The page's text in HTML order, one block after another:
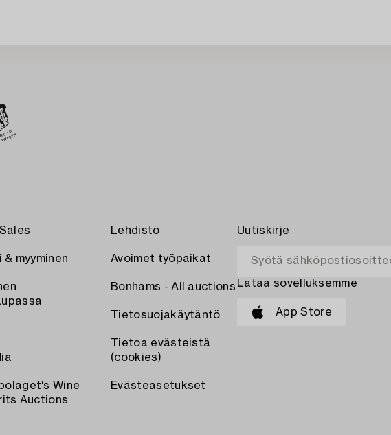
myyminen
Wine
Auctions
Lehdistö
Avoimet työpaikat
Bonhams - All auctions
Tietosuojakäytäntö
Tietoa evästeistä
(cookies)
Evästeasetukset
Uutiskirje
Lataa sovelluksemme
App Store